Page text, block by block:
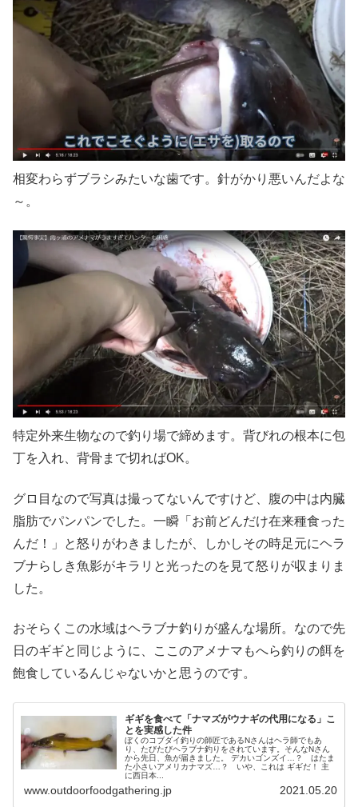
相変わらずブラシみたいな歯です。針がかり悪いんだよな
～。
特定外来生物なので釣り場で締めます。背びれの根本に包
丁を入れ、背骨まで切ればOK。
グロ目なので写真は撮ってないんですけど、腹の中は内臓
脂肪でパンパンでした。一瞬「お前どんだけ在来種食った
んだ！」と怒りがわきましたが、しかしその時足元にヘラ
ブナらしき魚影がキラリと光ったのを見て怒りが収まりま
した。
おそらくこの水域はヘラブナ釣りが盛んな場所。なので先
日のギギと同じように、ここのアメナマもへら釣りの餌を
飽食しているんじゃないかと思うのです。
ギギを食べて「ナマズがウナギの代用になる」こ
とを実感した件
ぼくのコブダイ釣りの師匠であるNさんはヘラ師でもあ
り、たびたびヘラブナ釣りをされています。そんなNさん
から先日、魚が届きました。 デカいゴンズイ…？ はたま
た小さいアメリカナマズ…？ いや、これは ギギだ！ 主
に西日本...
www.outdoorfoodgathering.jp 2021.05.20